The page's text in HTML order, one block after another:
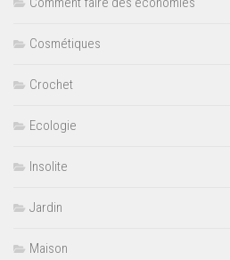
Cosmétiques
Crochet
Ecologie
Insolite
Jardin
Maison